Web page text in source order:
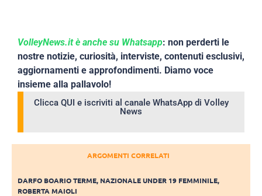
VolleyNews.it è anche su Whatsapp: non perderti le
nostre notizie, curiosità, interviste, contenuti esclusivi,
aggiornamenti e approfondimenti. Diamo voce
insieme alla pallavolo!
Clicca QUI e iscriviti al canale WhatsApp di Volley
News
ARGOMENTI CORRELATI
DARFO BOARIO TERME, NAZIONALE UNDER 19 FEMMINILE,
ROBERTA MAIOLI